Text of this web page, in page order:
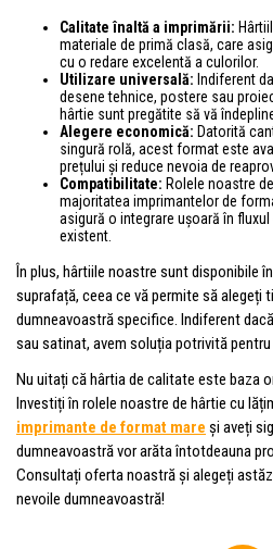
Calitate înaltă a imprimării:
materiale de primă clasă, care
cu o redare excelentă a culorilor.
Utilizare universală: Indiferent
desene tehnice, postere sau
hârtie sunt pregătite să vă
Alegere economică: Datorită
singură rolă, acest format este
prețului și reduce nevoia de
Compatibilitate: Rolele noastre
majoritatea imprimantelor de
asigură o integrare ușoară în
existent.
În plus, hârtiile noastre sunt disponibile
suprafață, ceea ce vă permite să alegeți
dumneavoastră specifice. Indiferent
sau satinat, avem soluția potrivită
Nu uitați că hârtia de calitate este baza
Investiți în rolele noastre de hârtie cu
imprimante de format mare și aveți
dumneavoastră vor arăta întotdeauna
Consultați oferta noastră și alegeți
nevoile dumneavoastră!